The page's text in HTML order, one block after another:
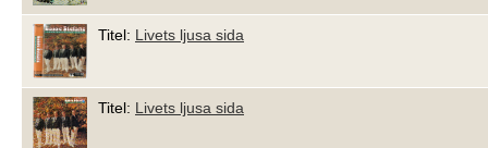
Titel: Livets ljusa sida
Titel: Livets ljusa sida